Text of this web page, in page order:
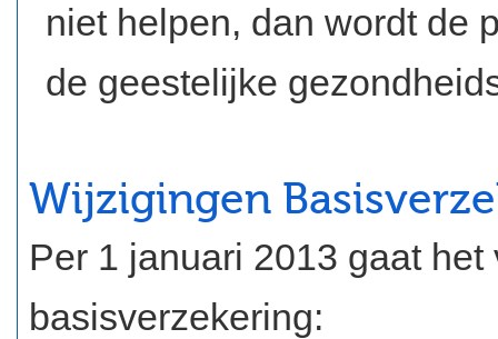
niet helpen, dan wordt de
de geestelijke
Wijzigingen
Per 1 januari 2013 gaat
basisverzekering: